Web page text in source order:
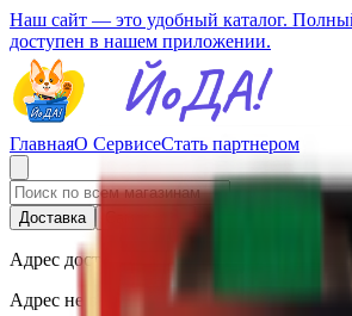
Наш сайт — это удобный каталог.
доступен в нашем приложении.
ГлавнаяО СервисеСтать партнером
Доставка
Адрес доставки
Адрес не выбран